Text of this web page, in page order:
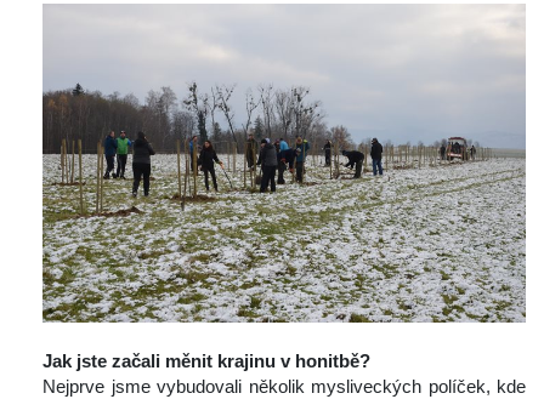
Jak jste začali měnit krajinu v honitbě?
Nejprve jsme vybudovali několik mysliveckých políček, kde